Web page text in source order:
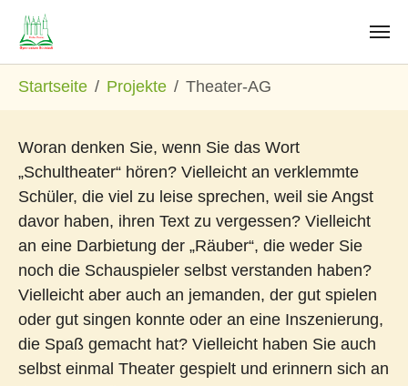
Startseite Projekte Theater-AG
Woran denken Sie, wenn Sie das Wort
„Schultheater“ hören? Vielleicht an verklemmte
Schüler, die viel zu leise sprechen, weil sie Angst
davor haben, ihren Text zu vergessen? Vielleicht
an eine Darbietung der „Räuber“, die weder Sie
noch die Schauspieler selbst verstanden haben?
Vielleicht aber auch an jemanden, der gut spielen
oder gut singen konnte oder an eine Inszenierung,
die Spaß gemacht hat? Vielleicht haben Sie auch
selbst einmal Theater gespielt und erinnern sich an